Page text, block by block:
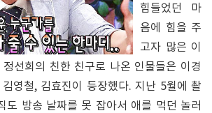
힘들었던 마
음에 힘을 주
고자 많은 이
선희의 친한 친구로 나온 인물들은 이경
영철, 김효진이 등장했다. 지난 5월에 촬
도 방송 날짜를 못 잡아서 애를 먹던 놀러